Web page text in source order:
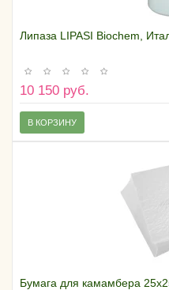
Липаза LIPASI Biochem,
10 150 руб.
В КОРЗИНУ
Бумага для камамбера